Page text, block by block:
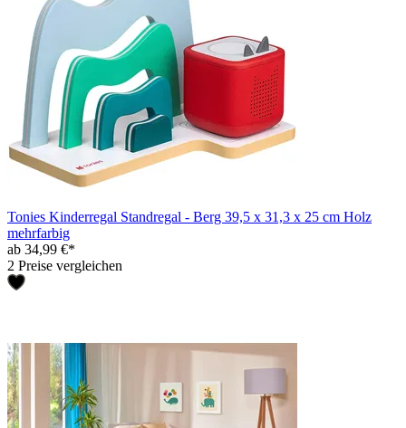
Tonies Kinderregal Standregal - Berg 39,5 x 31,3 x 25 cm Holz
mehrfarbig
ab 34,99 €*
2 Preise vergleichen